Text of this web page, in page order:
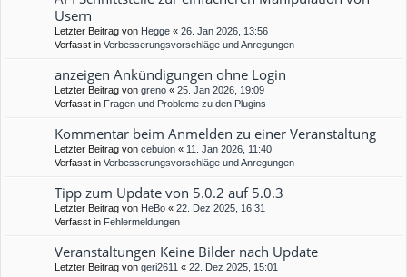
Usern
Letzter Beitrag von Hegge « 26. Jan 2026, 13:56
Verfasst in Verbesserungsvorschläge und Anregungen
anzeigen Ankündigungen ohne Login
Letzter Beitrag von greno « 25. Jan 2026, 19:09
Verfasst in Fragen und Probleme zu den Plugins
Kommentar beim Anmelden zu einer Veranstaltung
Letzter Beitrag von cebulon « 11. Jan 2026, 11:40
Verfasst in Verbesserungsvorschläge und Anregungen
Tipp zum Update von 5.0.2 auf 5.0.3
Letzter Beitrag von HeBo « 22. Dez 2025, 16:31
Verfasst in Fehlermeldungen
Veranstaltungen Keine Bilder nach Update
Letzter Beitrag von geri2611 « 22. Dez 2025, 15:01